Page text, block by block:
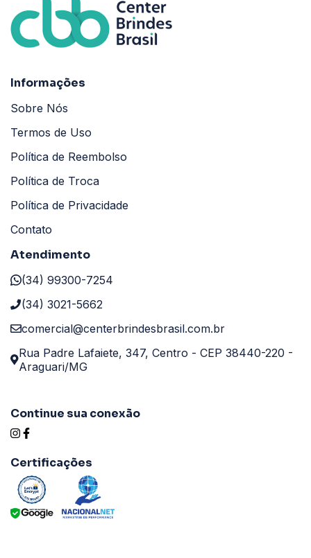
Informações
Sobre Nós
Termos de Uso
Política de Reembolso
Política de Troca
Política de Privacidade
Contato
Atendimento
(34) 99300-7254
(34) 3021-5662
comercial@centerbrindesbrasil.com.br
Rua Padre Lafaiete, 347, Centro - CEP 38440-220 -
Araguari/MG
Continue sua conexão
Certificações